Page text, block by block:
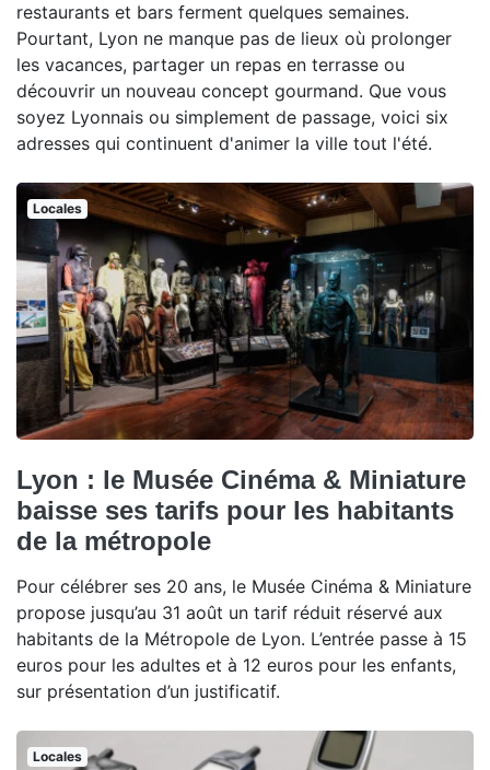
restaurants et bars ferment quelques semaines.
Pourtant, Lyon ne manque pas de lieux où prolonger
les vacances, partager un repas en terrasse ou
découvrir un nouveau concept gourmand. Que vous
soyez Lyonnais ou simplement de passage, voici six
adresses qui continuent d'animer la ville tout l'été.
Locales
Lyon : le Musée Cinéma & Miniature
baisse ses tarifs pour les habitants
de la métropole
Pour célébrer ses 20 ans, le Musée Cinéma & Miniature
propose jusqu’au 31 août un tarif réduit réservé aux
habitants de la Métropole de Lyon. L’entrée passe à 15
euros pour les adultes et à 12 euros pour les enfants,
sur présentation d’un justificatif.
Locales